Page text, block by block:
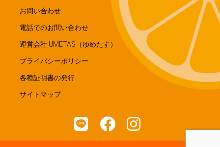
お問い合わせ
電話でのお問い合わせ
運営会社 UMETAS（ゆめたす）
プライバシーポリシー
各種証明書の発行
サイトマップ